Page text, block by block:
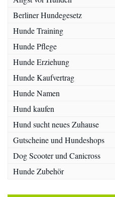
Berliner Hundegesetz
Hunde Training
Hunde Pflege
Hunde Erziehung
Hunde Kaufvertrag
Hunde Namen
Hund kaufen
Hund sucht neues Zuhause
Gutscheine und Hundeshops
Dog Scooter und Canicross
Hunde Zubehör